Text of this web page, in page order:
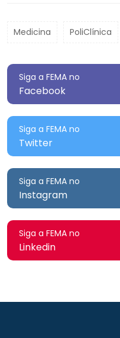
Medicina PoliClínica
Siga a FEMA no
Facebook
Siga a FEMA no
Twitter
Siga a FEMA no
Instagram
Siga a FEMA no
Linkedin